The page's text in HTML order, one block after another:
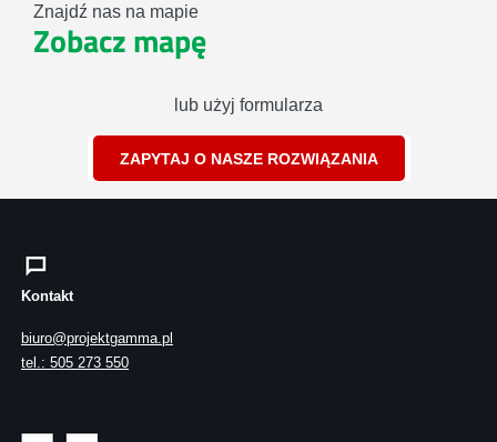
Znajdź nas na mapie
Zobacz mapę
lub użyj formularza
ZAPYTAJ O NASZE ROZWIĄZANIA
Kontakt
biuro@projektgamma.pl
tel.: 505 273 550